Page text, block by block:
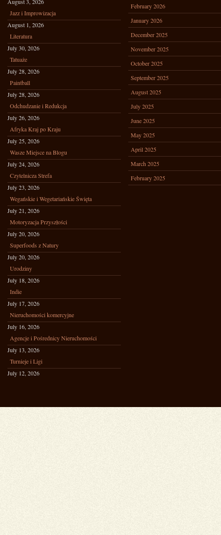
Jazz i Improwizacja
August 1, 2026
Literatura
July 30, 2026
Tatuaże
July 28, 2026
Paintball
July 28, 2026
Odchudzanie i Redukcja
July 26, 2026
Afryka Kraj po Kraju
July 25, 2026
Wasze Miejsce na Blogu
July 24, 2026
Czytelnicza Strefa
July 23, 2026
Wegańskie i Wegetariańskie Święta
July 21, 2026
Motoryzacja Przyszłości
July 20, 2026
Superfoods z Natury
July 20, 2026
Urodziny
July 18, 2026
Indie
July 17, 2026
Nieruchomości komercyjne
July 16, 2026
Agencje i Pośrednicy Nieruchomości
July 13, 2026
Turnieje i Ligi
July 12, 2026
February 2026
January 2026
December 2025
November 2025
October 2025
September 2025
August 2025
July 2025
June 2025
May 2025
April 2025
March 2025
February 2025